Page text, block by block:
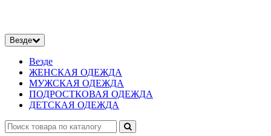
Везде
Везде
ЖЕНСКАЯ ОДЕЖДА
МУЖСКАЯ ОДЕЖДА
ПОДРОСТКОВАЯ ОДЕЖДА
ДЕТСКАЯ ОДЕЖДА